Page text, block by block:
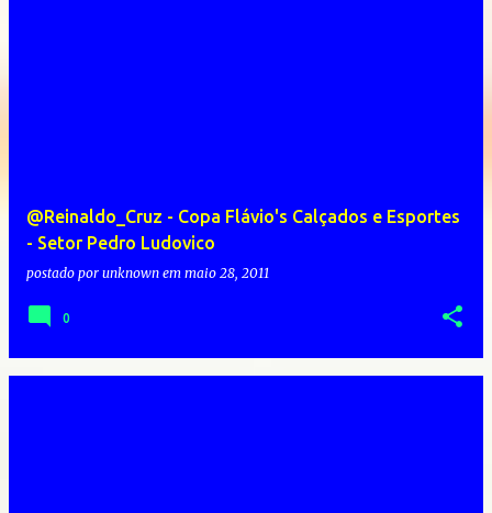
@Reinaldo_Cruz - Copa Flávio's Calçados e Esportes
- Setor Pedro Ludovico
postado por unknown em maio 28, 2011
0